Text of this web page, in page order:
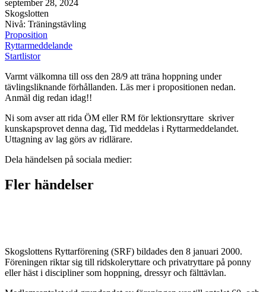
september 28, 2024
Skogslotten
Nivå: Träningstävling
Proposition
Ryttarmeddelande
Startlistor
Varmt välkomna till oss den 28/9 att träna hoppning under
tävlingsliknande förhållanden. Läs mer i propositionen nedan.
Anmäl dig redan idag!!
Ni som avser att rida ÖM eller RM för lektionsryttare skriver
kunskapsprovet denna dag, Tid meddelas i Ryttarmeddelandet.
Uttagning av lag görs av ridlärare.
Dela händelsen på sociala medier:
Fler händelser
Skogslottens Ryttarförening (SRF) bildades den 8 januari 2000.
Föreningen riktar sig till ridskoleryttare och privatryttare på ponny
eller häst i discipliner som hoppning, dressyr och fälttävlan.